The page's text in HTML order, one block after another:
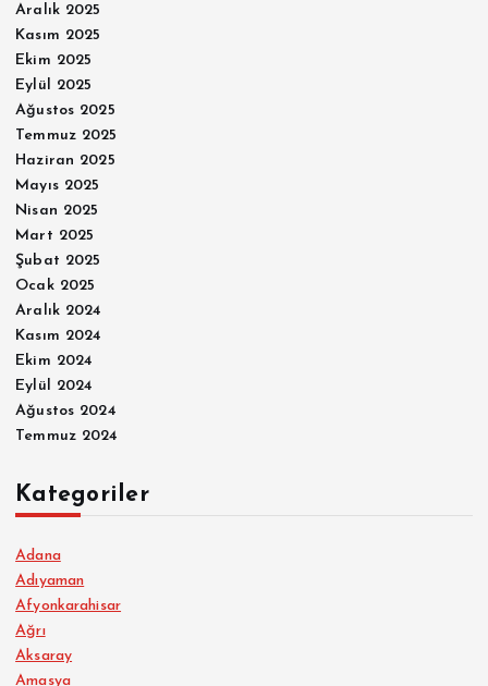
Aralık 2025
Kasım 2025
Ekim 2025
Eylül 2025
Ağustos 2025
Temmuz 2025
Haziran 2025
Mayıs 2025
Nisan 2025
Mart 2025
Şubat 2025
Ocak 2025
Aralık 2024
Kasım 2024
Ekim 2024
Eylül 2024
Ağustos 2024
Temmuz 2024
Kategoriler
Adana
Adıyaman
Afyonkarahisar
Ağrı
Aksaray
Amasya